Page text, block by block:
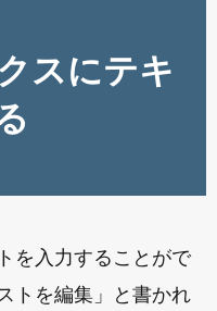
スにテキ
を入力することがで
トを編集」と書かれ